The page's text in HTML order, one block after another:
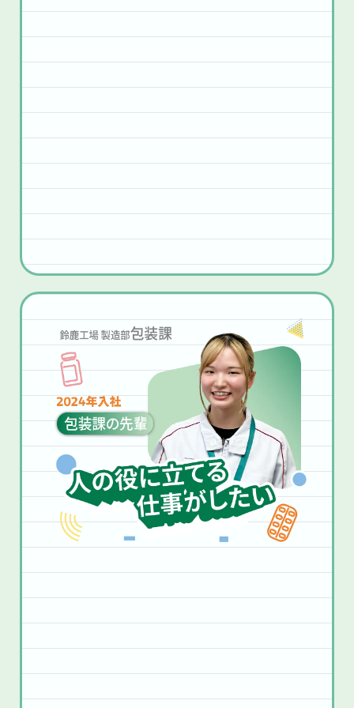
たので、今のうちに触れておくのもおすす
とじる
常を思いっきり楽しんでください！